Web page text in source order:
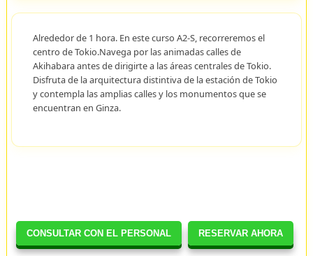
CONSULTAR CON EL PERSONAL RESERVAR AHORA
Alrededor de 1 hora. En este curso A2-S, recorreremos el
centro de Tokio.Navega por las animadas calles de
Akihabara antes de dirigirte a las áreas centrales de Tokio.
Disfruta de la arquitectura distintiva de la estación de Tokio
y contempla las amplias calles y los monumentos que se
encuentran en Ginza.